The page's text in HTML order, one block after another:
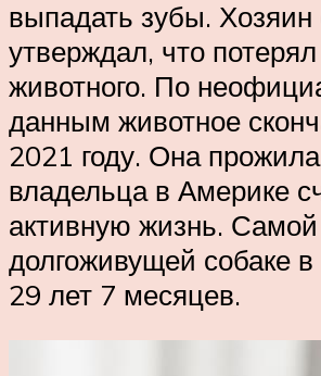
выпадать зубы. Хозяин
утверждал, что
животного. По
данным животное
2021 году. Она
владельца в Америке
активную жизнь. Самой
долгоживущей собаке
29 лет 7 месяцев.